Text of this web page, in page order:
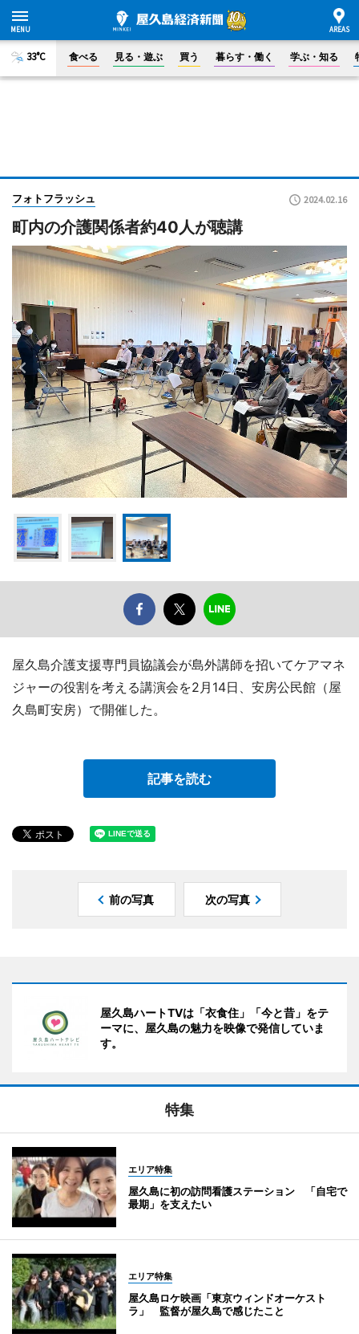
33°C 食べる 見る・遊ぶ 買う 暮らす・働く 学ぶ・知る
フォトフラッシュ 2024.02.16
町内の介護関係者約40人が聴講
屋久島介護支援専門員協議会が島外講師を招いてケアマネ
ジャーの役割を考える講演会を2月14日、安房公民館（屋
久島町安房）で開催した。
記事を読む
前の写真 次の写真
屋久島ハートTVは「衣食住」「今と昔」をテ
ーマに、屋久島の魅力を映像で発信していま
す。
特集
エリア特集
屋久島に初の訪問看護ステーション 「自宅で
最期」を支えたい
エリア特集
屋久島ロケ映画「東京ウィンドオーケスト
ラ」 監督が屋久島で感じたこと